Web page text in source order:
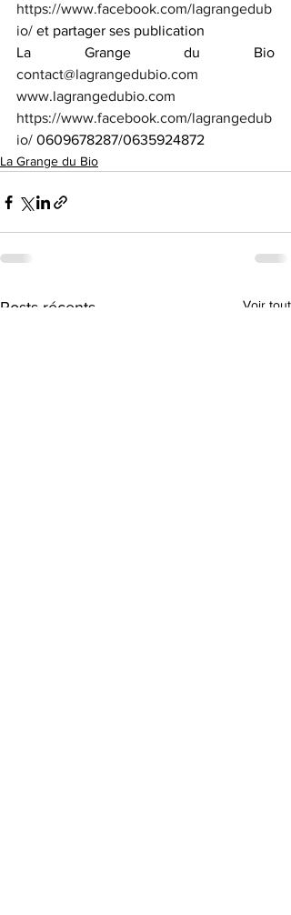
https://www.facebook.com/lagrangedub
io/ et partager ses publication
contact@lagrangedubio.com
www.lagrangedubio.com
https://www.facebook.com/lagrangedub
io/ 0609678287/0635924872
La Grange du Bio
Posts récents Voir tout